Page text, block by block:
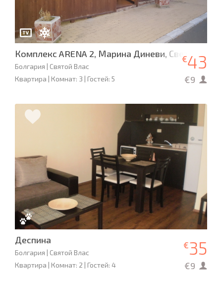
Комплекс ARENA 2, Марина Диневи, Свети Влас
Болгария | Святой Влас
Квартира | Комнат: 3 | Гостей: 5
€43
€9
Деспина
Болгария | Святой Влас
Квартира | Комнат: 2 | Гостей: 4
€35
€9